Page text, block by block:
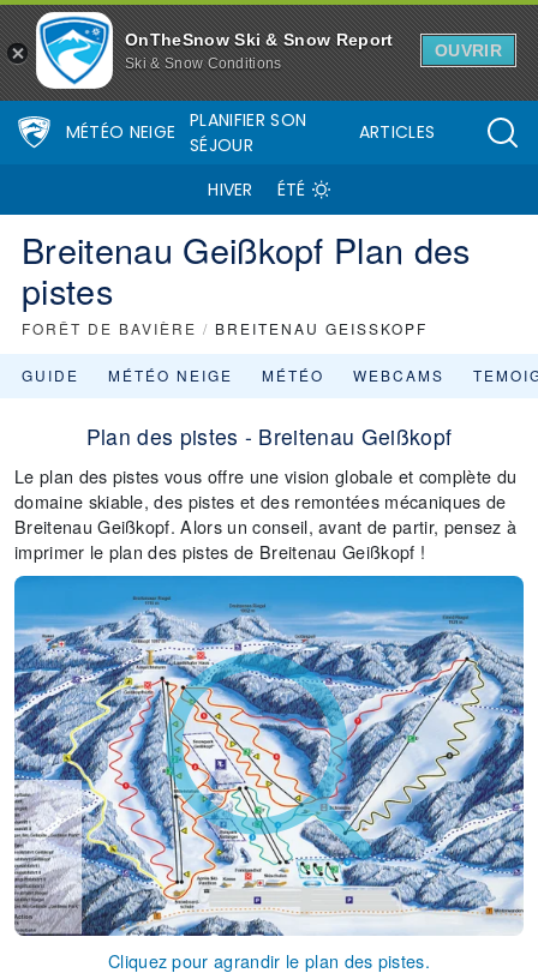
OnTheSnow Ski & Snow Report
Ski & Snow Conditions
OUVRIR
MÉTÉO NEIGE
PLANIFIER SON
SÉJOUR
ARTICLES
HIVER ÉTÉ
Breitenau Geißkopf Plan des
pistes
FORÊT DE BAVIÈRE / BREITENAU GEISSKOPF
GUIDE MÉTÉO NEIGE MÉTÉO WEBCAMS
Plan des pistes - Breitenau Geißkopf
Le plan des pistes vous offre une vision globale et complète du
domaine skiable, des pistes et des remontées mécaniques de
Breitenau Geißkopf. Alors un conseil, avant de partir, pensez à
imprimer le plan des pistes de Breitenau Geißkopf !
Cliquez pour agrandir le plan des pistes.